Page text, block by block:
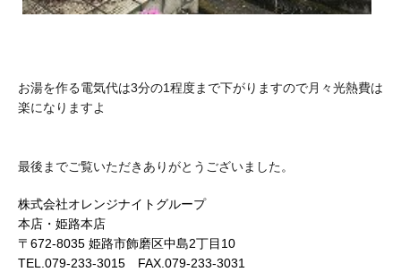
お湯を作る電気代は3分の1程度まで下がりますので月々光熱費は
楽になりますよ
最後までご覧いただきありがとうございました。
株式会社オレンジナイトグループ
本店・姫路本店
〒672-8035 姫路市飾磨区中島2丁目10
TEL.079-233-3015 FAX.079-233-3031